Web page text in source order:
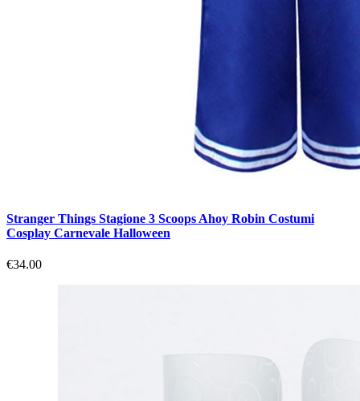
Stranger Things Stagione 3 Scoops Ahoy Robin Costumi
Cosplay Carnevale Halloween
€34.00